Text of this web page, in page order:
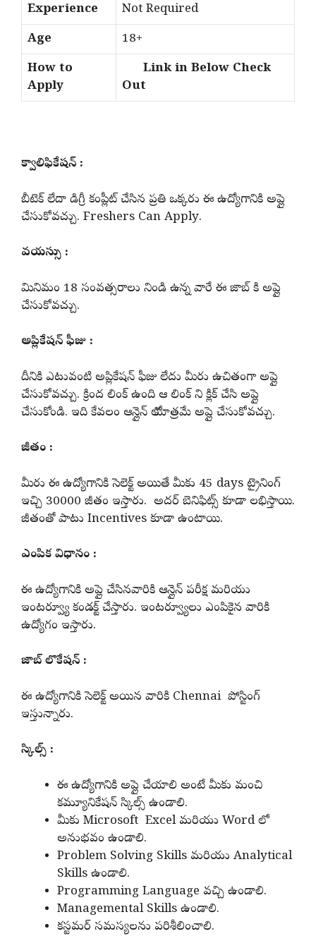
Experience
Not Required
Age
18+
How to
Apply
Link in Below Check
Out
క్వాలిఫికేషన్ :
బీటెక్ లేదా డిగ్రీ కంప్లీట్ చేసిన ప్రతి ఒక్కరు ఈ ఉద్యోగానికి అప్లై
చేసుకోవచ్చు. Freshers Can Apply.
వయస్సు :
మినిమం 18 సంవత్సరాలు నిండి ఉన్న వారే ఈ జాబ్ కి అప్లై
చేసుకోవచ్చు.
అప్లికేషన్ ఫీజు :
దీనికి ఎటువంటి అప్లికేషన్ ఫీజు లేదు మీరు ఉచితంగా అప్లై
చేసుకోవచ్చు. క్రింద లింక్ ఉంది ఆ లింక్ ని క్లిక్ చేసి అప్లై
చేసుకోండి. ఇది కేవలం ఆన్లైన్ లో మాత్రమే అప్లై చేసుకోవచ్చు.
జీతం :
మీరు ఈ ఉద్యోగానికి సెలెక్ట్ అయితే మీకు 45 days ట్రైనింగ్
ఇచ్చి 30000 జీతం ఇస్తారు. అదర్ బెనిఫిట్స్ కూడా లభిస్తాయి.
జీతంతో పాటు Incentives కూడా ఉంటాయి.
ఎంపిక విధానం :
ఈ ఉద్యోగానికి అప్లై చేసినవారికి ఆన్లైన్ పరీక్ష మరియు
ఇంటర్వ్యూ కండక్ట్ చేస్తారు. ఇంటర్వ్యూలు ఎంపికైన వారికి
ఉద్యోగం ఇస్తారు.
జాబ్ లొకేషన్ :
ఈ ఉద్యోగానికి సెలెక్ట్ అయిన వారికి Chennai పోస్టింగ్
ఇస్తున్నారు.
స్కిల్స్ :
ఈ ఉద్యోగానికి అప్లై చేయాలి అంటే మీకు మంచి
కమ్యూనికేషన్ స్కిల్స్ ఉండాలి.
మీకు Microsoft Excel మరియు Word లో
అనుభవం ఉండాలి.
Problem Solving Skills మరియు Analytical
Skills ఉండాలి.
Programming Language వచ్చి ఉండాలి.
Managemental Skills ఉండాలి.
కస్టమర్ సమస్యలను పరిశీలించాలి.